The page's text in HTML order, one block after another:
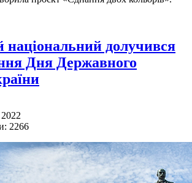
національний долучився
Дня Державного
2266